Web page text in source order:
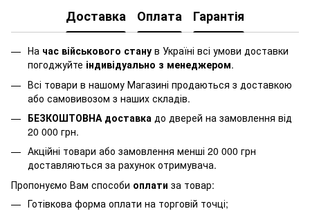
Доставка Оплата Гарантія
На час військового стану в Україні всі умови доставки
погоджуйте індивідуально з менеджером.
Всі товари в нашому Магазині продаються з доставкою
або самовивозом з наших складів.
БЕЗКОШТОВНА доставка до дверей на замовлення від
20 000 грн.
Акційні товари або замовлення менші 20 000 грн
доставляються за рахунок отримувача.
Пропонуємо Вам способи оплати за товар:
Готівкова форма оплати на торговій точці;